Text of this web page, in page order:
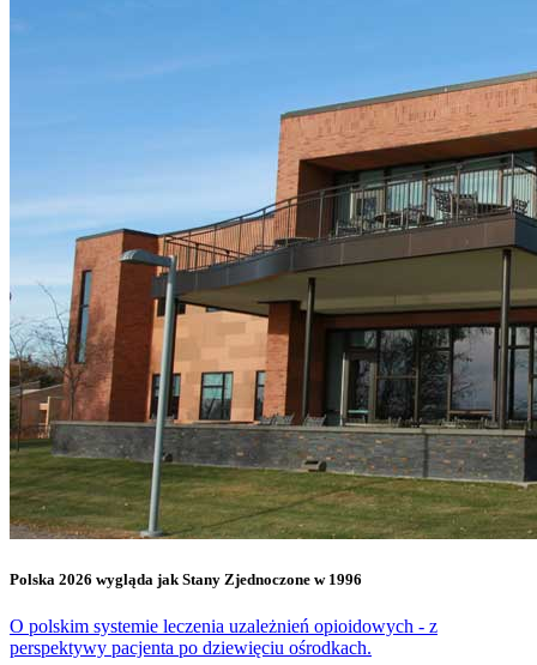
Polska 2026 wygląda jak Stany Zjednoczone w 1996
O polskim systemie leczenia uzależnień opioidowych - z
perspektywy pacjenta po dziewięciu ośrodkach.